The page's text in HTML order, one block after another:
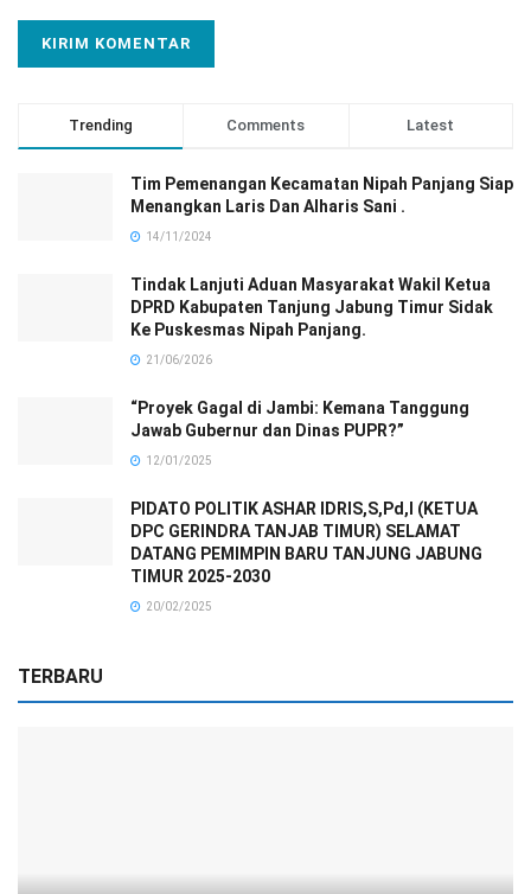
Trending Comments Latest
Tim Pemenangan Kecamatan Nipah Panjang Siap
Menangkan Laris Dan Alharis Sani .
14/11/2024
Tindak Lanjuti Aduan Masyarakat Wakil Ketua
DPRD Kabupaten Tanjung Jabung Timur Sidak
Ke Puskesmas Nipah Panjang.
21/06/2026
“Proyek Gagal di Jambi: Kemana Tanggung
Jawab Gubernur dan Dinas PUPR?”
12/01/2025
PIDATO POLITIK ASHAR IDRIS,S,Pd,I (KETUA
DPC GERINDRA TANJAB TIMUR) SELAMAT
DATANG PEMIMPIN BARU TANJUNG JABUNG
TIMUR 2025-2030
20/02/2025
TERBARU